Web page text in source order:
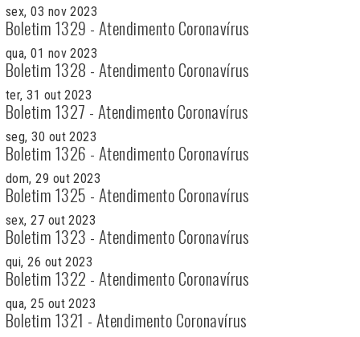
sex, 03 nov 2023
Boletim 1329 - Atendimento Coronavírus
qua, 01 nov 2023
Boletim 1328 - Atendimento Coronavírus
ter, 31 out 2023
Boletim 1327 - Atendimento Coronavírus
seg, 30 out 2023
Boletim 1326 - Atendimento Coronavírus
dom, 29 out 2023
Boletim 1325 - Atendimento Coronavírus
sex, 27 out 2023
Boletim 1323 - Atendimento Coronavírus
qui, 26 out 2023
Boletim 1322 - Atendimento Coronavírus
qua, 25 out 2023
Boletim 1321 - Atendimento Coronavírus